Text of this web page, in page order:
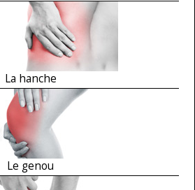
La hanche
Le genou